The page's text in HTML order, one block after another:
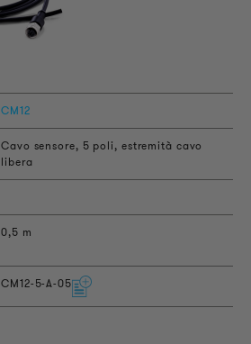
CM12
Cavo sensore, 5 poli, estremità cavo
libera
0,5 m
CM12-5-A-05